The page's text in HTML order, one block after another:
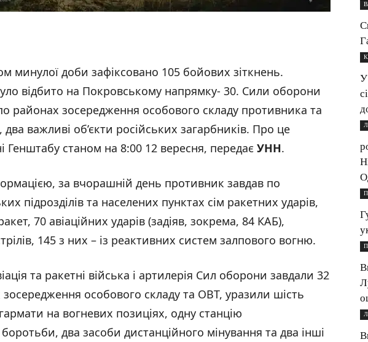
минулої доби зафіксовано 105 бойових зіткнень.
відбито на Покровському напрямку- 30. Сили оборони
районах зосередження особового складу противника та
важливі об’єкти російських загарбників. Про це
Генштабу станом на 8:00 12 вересня, передає УНН.
за вчорашній день противник завдав по
підрозділів та населених пунктах сім ракетних ударів,
70 авіаційних ударів (задіяв, зокрема, 84 КАБ),
145 з них – із реактивних систем залпового вогню.
та ракетні війська і артилерія Сил оборони завдали 32
особового складу та ОВТ, уразили шість
на вогневих позиціях, одну станцію
два засоби дистанційного мінування та два інші
У